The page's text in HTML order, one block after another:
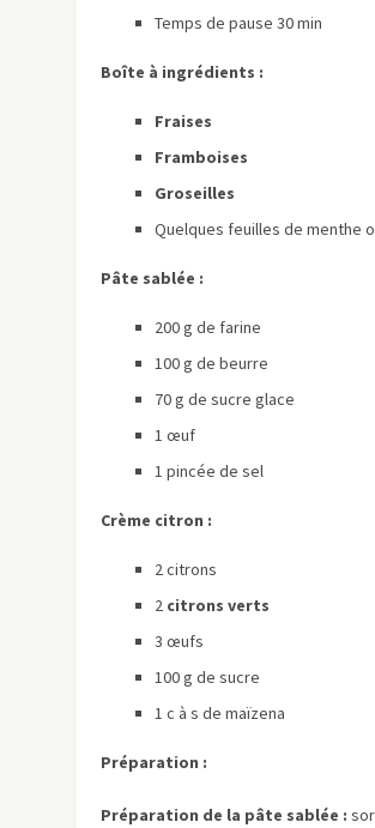
Temps de pause 30 min
Boîte à ingrédients :
Fraises
Framboises
Groseilles
Quelques feuilles de menthe
Pâte sablée :
200 g de farine
100 g de beurre
70 g de sucre glace
1 œuf
1 pincée de sel
Crème citron :
2 citrons
2 citrons verts
3 œufs
100 g de sucre
1 c à s de maïzena
Préparation :
Préparation de la pâte sablée :